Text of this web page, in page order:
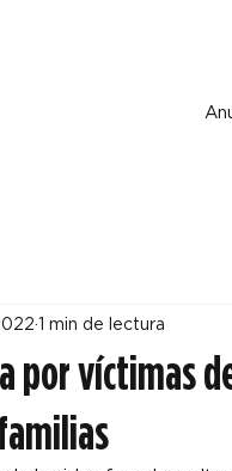
por víctimas
1 min de lectura